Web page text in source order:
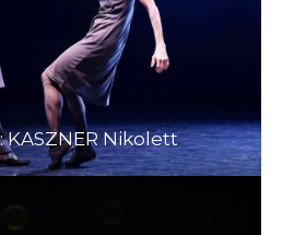
Nikolett